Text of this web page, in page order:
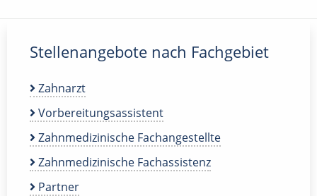
Stellenangebote nach Fachgebiet
Zahnarzt
Vorbereitungsassistent
Zahnmedizinische Fachangestellte
Zahnmedizinische Fachassistenz
Partner